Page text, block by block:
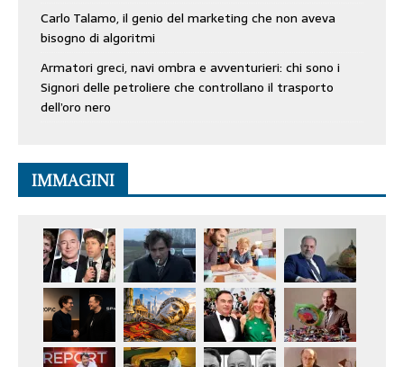
Carlo Talamo, il genio del marketing che non aveva
bisogno di algoritmi
Armatori greci, navi ombra e avventurieri: chi sono i
Signori delle petroliere che controllano il trasporto
dell’oro nero
IMMAGINI